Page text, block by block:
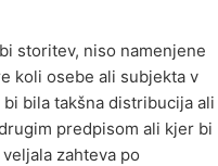
storitev, niso namenjene
koli osebe ali subjekta v
bila takšna distribucija ali
predpisom ali kjer bi
zahteva po